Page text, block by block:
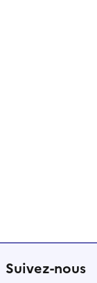
Suivez-nous